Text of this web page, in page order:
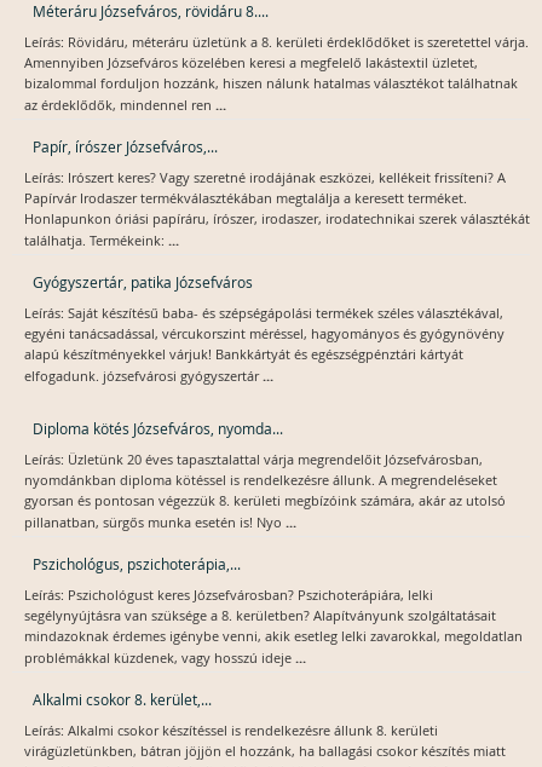
Méteráru Józsefváros, rövidáru 8....
Leírás: Rövidáru, méteráru üzletünk a 8. kerületi érdeklődőket is szeretettel várja.
Amennyiben Józsefváros közelében keresi a megfelelő lakástextil üzletet,
bizalommal forduljon hozzánk, hiszen nálunk hatalmas választékot találhatnak
az érdeklődők, mindennel ren ...
Papír, írószer Józsefváros,...
Leírás: Irószert keres? Vagy szeretné irodájának eszközei, kellékeit frissíteni? A
Papírvár Irodaszer termékválasztékában megtalálja a keresett terméket.
Honlapunkon óriási papíráru, írószer, irodaszer, irodatechnikai szerek választékát
találhatja. Termékeink: ...
Gyógyszertár, patika Józsefváros
Leírás: Saját készítésű baba- és szépségápolási termékek széles választékával,
egyéni tanácsadással, vércukorszint méréssel, hagyományos és gyógynövény
alapú készítményekkel várjuk! Bankkártyát és egészségpénztári kártyát
elfogadunk. józsefvárosi gyógyszertár...
Diploma kötés Józsefváros, nyomda...
Leírás: Üzletünk 20 éves tapasztalattal várja megrendelőit Józsefvárosban,
nyomdánkban diploma kötéssel is rendelkezésre állunk. A megrendeléseket
gyorsan és pontosan végezzük 8. kerületi megbízóink számára, akár az utolsó
pillanatban, sürgős munka esetén is! Nyo ...
Pszichológus, pszichoterápia,...
Leírás: Pszichológust keres Józsefvárosban? Pszichoterápiára, lelki
segélynyújtásra van szüksége a 8. kerületben? Alapítványunk szolgáltatásait
mindazoknak érdemes igénybe venni, akik esetleg lelki zavarokkal, megoldatlan
problémákkal küzdenek, vagy hosszú ideje ...
Alkalmi csokor 8. kerület,...
Leírás: Alkalmi csokor készítéssel is rendelkezésre állunk 8. kerületi
virágüzletünkben, bátran jöjjön el hozzánk, ha ballagási csokor készítés miatt